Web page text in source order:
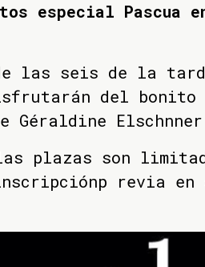
especial Pascua
las seis de la
del bonito
Géraldine
las plazas son
revia en